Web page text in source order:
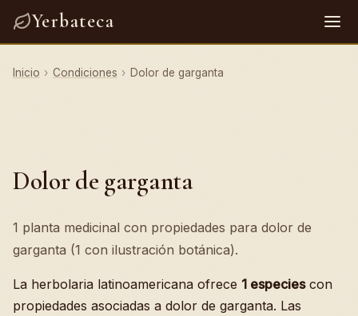
Yerbateca
Inicio › Condiciones › Dolor de garganta
Dolor de garganta
1 planta medicinal con propiedades para dolor de
garganta (1 con ilustración botánica).
La herbolaria latinoamericana ofrece 1 especiescon
propiedades asociadas a dolor de garganta. Las